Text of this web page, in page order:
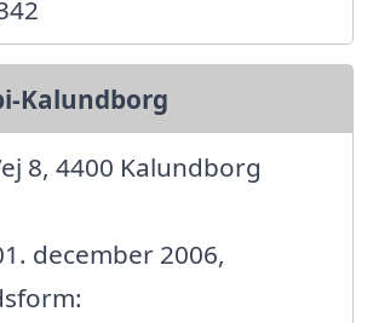
Kalundborg
8, 4400 Kalundborg
december 2006,